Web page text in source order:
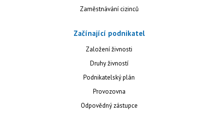
Zaměstnávání cizinců
Začínající podnikatel
Založení živnosti
Druhy živností
Podnikatelský plán
Provozovna
Odpovědný zástupce